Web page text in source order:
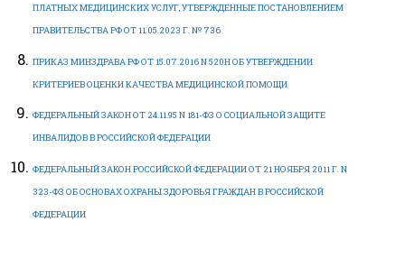
ПЛАТНЫХ МЕДИЦИНСКИХ УСЛУГ, УТВЕРЖДЕННЫЕ ПОСТАНОВЛЕНИЕМ
ПРАВИТЕЛЬСТВА РФ ОТ 11.05.2023 Г. № 736
ПРИКАЗ МИНЗДРАВА РФ ОТ 15.07.2016 N 520Н ОБ УТВЕРЖДЕНИИ
КРИТЕРИЕВ ОЦЕНКИ КАЧЕСТВА МЕДИЦИНСКОЙ ПОМОЩИ
ФЕДЕРАЛЬНЫЙ ЗАКОН ОТ 24.11.95 N 181-ФЗ О СОЦИАЛЬНОЙ ЗАЩИТЕ
ИНВАЛИДОВ В РОССИЙСКОЙ ФЕДЕРАЦИИ
ФЕДЕРАЛЬНЫЙ ЗАКОН РОССИЙСКОЙ ФЕДЕРАЦИИ ОТ 21 НОЯБРЯ 2011 Г. N
323-ФЗ ОБ ОСНОВАХ ОХРАНЫ ЗДОРОВЬЯ ГРАЖДАН В РОССИЙСКОЙ
ФЕДЕРАЦИИ